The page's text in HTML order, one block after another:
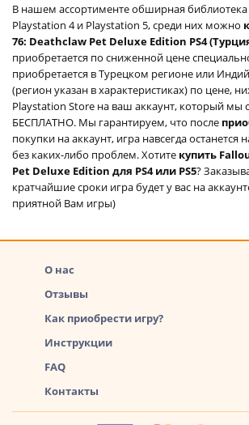
В нашем ассортименте обширная библиотека
Playstation 4 и Playstation 5, среди них можно
76: Deathclaw Pet Deluxe Edition PS4
приобретается по сниженной цене
приобретается в Турецком регионе или
(регион указан в характеристиках) по цене,
Playstation Store на ваш аккаунт, который мы
БЕСПЛАТНО. Мы гарантируем, что после
покупки на аккаунт, игра навсегда останется
без каких-либо проблем. Хотите купить
Pet Deluxe Edition для PS4 или PS5?
кратчайшие сроки игра будет у вас на
приятной Вам игры)
О нас
Отзывы
Как приобрести игру?
Инструкции
FAQ
Контакты